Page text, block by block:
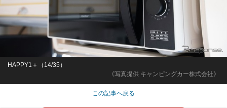
《写真提供 キャンピングカー株式会社》
HAPPY1＋（14/35）
この記事へ戻る